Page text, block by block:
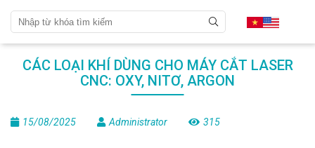
CÁC LOẠI KHÍ DÙNG CHO MÁY CẮT LASER
CNC: OXY, NITƠ, ARGON
15/08/2025 Administrator 315